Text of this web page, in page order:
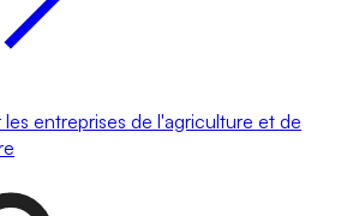
les entreprises de l'agriculture et de